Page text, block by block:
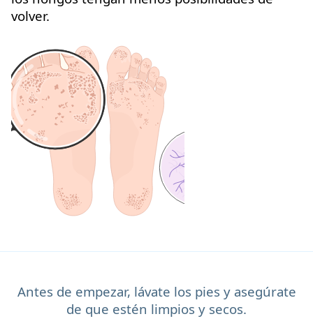
volver.
Antes de empezar, lávate los pies y asegúrate
de que estén limpios y secos.